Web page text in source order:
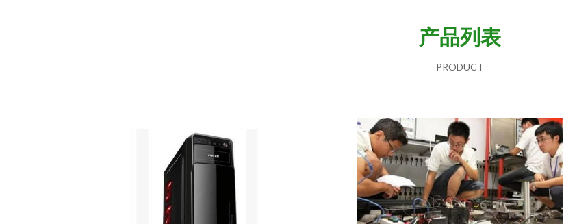
产品列表
PRODUCT